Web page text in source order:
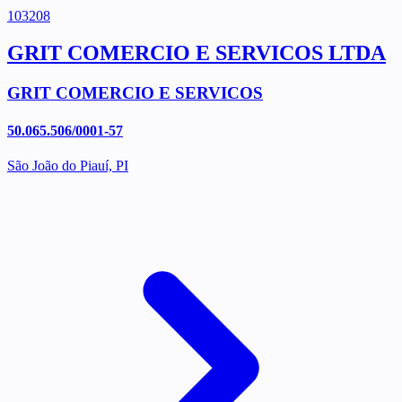
103208
GRIT COMERCIO E SERVICOS LTDA
GRIT COMERCIO E SERVICOS
50.065.506/0001-57
São João do Piauí, PI